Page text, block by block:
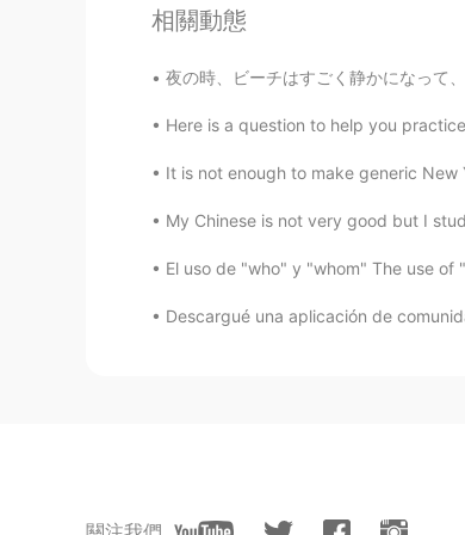
Diaz
Tamara Pereyra
Me gusta tirar fotos en la
Me gustasacar fotos en la
Por ahora con el
相關動態
夜の時、ビーチはすごく静かになって、風や波の音だけ聞こえる。
Here is a question to help you
It is not enough to make generic New
My Chinese is not very good but I
El uso de "who" y "whom" The use
Descargué una aplicación de